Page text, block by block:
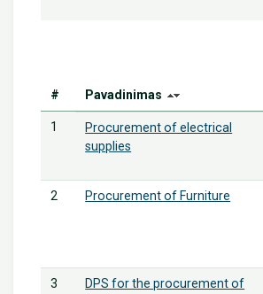
# Pavadinimas
1
Procurement of electrical
supplies
2 Procurement of Furniture
3
DPS for the procurement of